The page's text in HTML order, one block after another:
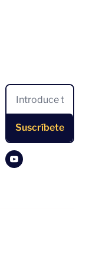
Suscríbete